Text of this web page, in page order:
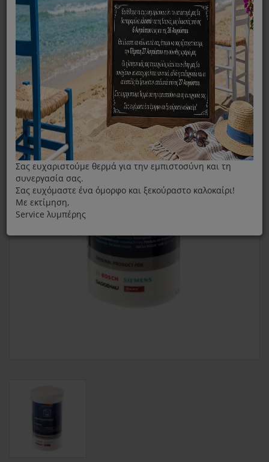
Home Καθαριστικό
Για Πλυντήριο Ρούχων
Καθαριστικό Πλυντηρίων Ρούχων Siemens
Σας ευχαριστούμε θερμά για την εμπιστοσύνη και τη
συνεργασία σας.
Σας ευχόμαστε ένα όμορφο και ξεκούραστο καλοκαίρι!
Με εκτίμηση,
Service λυμπέρης